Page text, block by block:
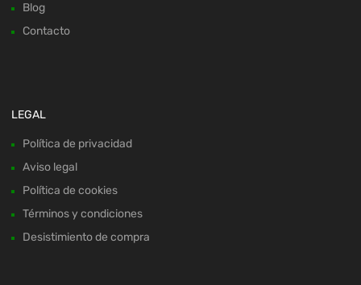
Blog
Contacto
LEGAL
Política de privacidad
Aviso legal
Política de cookies
Términos y condiciones
Desistimiento de compra